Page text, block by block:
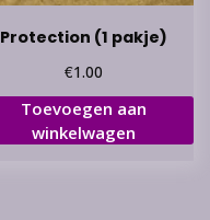
Protection (1 pakje)
€1.00
Toevoegen aan
winkelwagen